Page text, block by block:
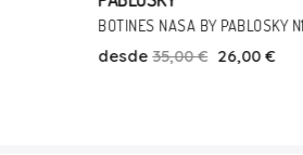
BOTINES NASA BY PABLOSKY N10510 NEGRO
35,00 € 26,00 €